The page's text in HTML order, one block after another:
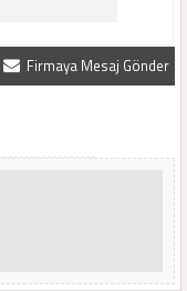
Firmaya Mesaj Gönder